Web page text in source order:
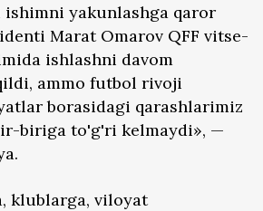
yakunlashga qaror
Marat Omarov QFF vitse-
ishlashni davom
ammo futbol rivoji
borasidagi qarashlarimiz
biriga to'g'ri kelmaydi», —
klublarga, viloyat